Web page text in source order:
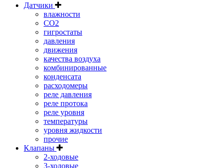
Датчики
влажности
CO2
гигростаты
давления
движения
качества воздуха
комбинированные
конденсата
расходомеры
реле давления
реле протока
реле уровня
температуры
уровня жидкости
прочие
Клапаны
2-ходовые
3-ходовые